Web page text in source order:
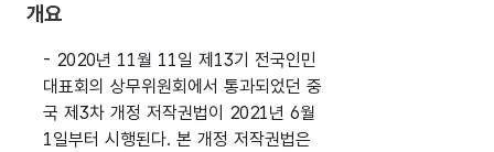
개요
- 2020년 11월 11일 제13기 전국인민
대표회의 상무위원회에서 통과되었던 중
국 제3차 개정 저작권법이 2021년 6월
1일부터 시행된다. 본 개정 저작권법은